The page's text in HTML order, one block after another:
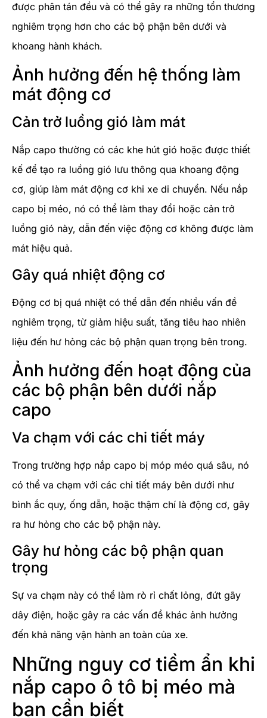
được phân tán đều và có thể gây ra những tổn thương
nghiêm trọng hơn cho các bộ phận bên dưới và
khoang hành khách.
Ảnh hưởng đến hệ thống làm
mát động cơ
Cản trở luồng gió làm mát
Nắp capo thường có các khe hút gió hoặc được thiết
kế để tạo ra luồng gió lưu thông qua khoang động
cơ, giúp làm mát động cơ khi xe di chuyển. Nếu nắp
capo bị méo, nó có thể làm thay đổi hoặc cản trở
luồng gió này, dẫn đến việc động cơ không được làm
mát hiệu quả.
Gây quá nhiệt động cơ
Động cơ bị quá nhiệt có thể dẫn đến nhiều vấn đề
nghiêm trọng, từ giảm hiệu suất, tăng tiêu hao nhiên
liệu đến hư hỏng các bộ phận quan trọng bên trong.
Ảnh hưởng đến hoạt động của
các bộ phận bên dưới nắp
capo
Va chạm với các chi tiết máy
Trong trường hợp nắp capo bị móp méo quá sâu, nó
có thể va chạm với các chi tiết máy bên dưới như
bình ắc quy, ống dẫn, hoặc thậm chí là động cơ, gây
ra hư hỏng cho các bộ phận này.
Gây hư hỏng các bộ phận quan
trọng
Sự va chạm này có thể làm rò rỉ chất lỏng, đứt gãy
dây điện, hoặc gây ra các vấn đề khác ảnh hưởng
đến khả năng vận hành an toàn của xe.
Những nguy cơ tiềm ẩn khi
nắp capo ô tô bị méo mà
bạn cần biết